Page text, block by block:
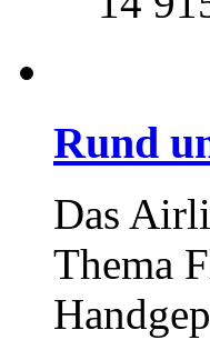
Rund
Das
Thema